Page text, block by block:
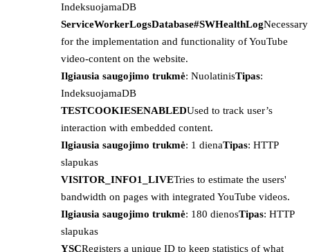
IndeksuojamaDB
ServiceWorkerLogsDatabase#SWHealthLogNecessary
for the implementation and functionality of YouTube
video-content on the website.
Ilgiausia saugojimo trukmė: NuolatinisTipas:
IndeksuojamaDB
TESTCOOKIESENABLEDUsed to track user’s
interaction with embedded content.
Ilgiausia saugojimo trukmė: 1 dienaTipas: HTTP
slapukas
VISITOR_INFO1_LIVETries to estimate the users'
bandwidth on pages with integrated YouTube videos.
Ilgiausia saugojimo trukmė: 180 dienosTipas: HTTP
slapukas
YSCRegisters a unique ID to keep statistics of what